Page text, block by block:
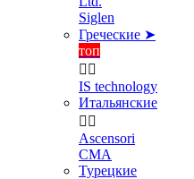
Siglen
Греческие ➤
топ
 
IS technology
Итальянские
 
Ascensori
CMA
Турецкие